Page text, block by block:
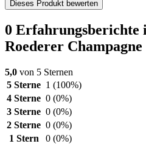
Dieses Produkt bewerten
0 Erfahrungsberichte
Roederer
5,0 von 5 Sternen
5 Sterne 1 (100%)
4 Sterne 0 (0%)
3 Sterne 0 (0%)
2 Sterne 0 (0%)
1 Stern
0 (0%)